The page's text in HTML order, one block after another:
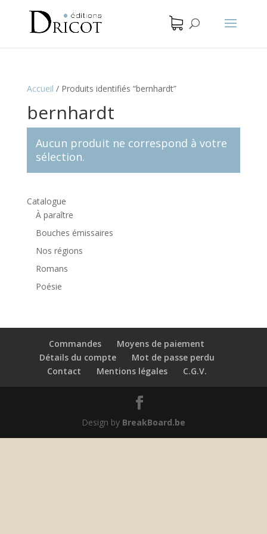
Accueil / Produits identifiés “bernhardt”
bernhardt
Aucun produit ne correspond à votre
sélection.
Catalogue
À paraître
Bouches émissaires
Nos régions
Romans
Poésie
Commandes
Moyens de paiement
Détails du compte
Mot de passe perdu
Contact
Mentions légales C.G.V.
Design by BreakBoard.be